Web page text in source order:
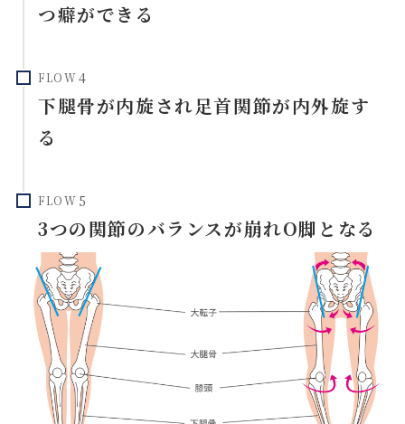
つ癖ができる
FLOW
下腿骨が内旋され足首関節が内外旋す
る
FLOW
3つの関節のバランスが崩れO脚となる